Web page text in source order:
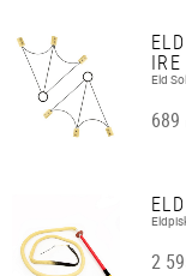
Eld
689
2